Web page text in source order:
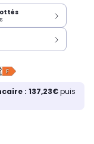
: 137,23€puis